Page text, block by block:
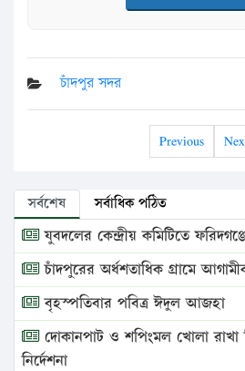
চাঁদপুর সদর
Previous
সর্বশেষ সর্বাধিক পঠিত
যুবদলের কেন্দ্রীয় কমিটিতে
চাঁদপুরের অর্ধশতাধিক গ্রামে
বৃহস্পতিবার পবিত্র ঈদুল আজহা
দোকানপাট ও শপিংমল খোলা রাখা
নির্দেশনা